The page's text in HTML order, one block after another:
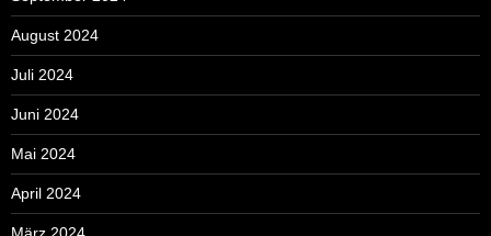
August 2024
Juli 2024
Juni 2024
Mai 2024
April 2024